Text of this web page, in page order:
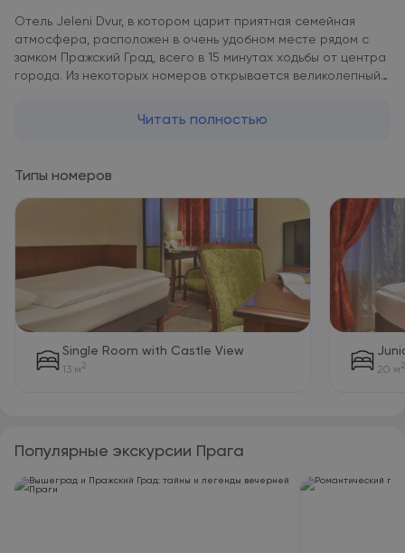
Отель Jeleni Dvur, в котором царит приятная семейная
атмосфера, расположен в очень удобном месте рядом с
замком Пражский Град, всего в 15 минутах ходьбы от центра
города. Из некоторых номеров открывается великолепный
Dvur обустроена собственная парковка. От отеля можно
Читать полностью
Типы номеров
Single Room with Castle View
13 м 2 20 м 2
Популярные экскурсии Прага